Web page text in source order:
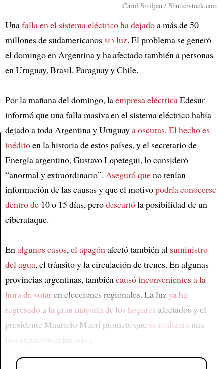
Article
Carol Smiljan / Shutterstock.com
Unafalla en el sistema eléctricoha dejadoa más de 50
millones de sudamericanos sin luz. El problema se generó
el domingo en Argentina y ha afectado también a personas
en Uruguay, Brasil, Paraguay y Chile.
Por la mañana del domingo, laempresa eléctricaEdesur
informó que una falla masiva en el sistema eléctrico había
dejado a toda Argentina y Uruguaya oscuras. El hecho es
inéditoen la historia de estos países, y el secretario de
Energía argentino, Gustavo Lopetegui, lo consideró
“anormal y extraordinario”. Aseguró queno tenían
información de las causas y que el motivopodría conocerse
dentro de10 o 15 días, perodescartóla posibilidad de un
ciberataque.
En algunos casos, el apagón afectó también al suministro
del agua, el tránsito y la circulación de trenes. En algunas
provincias argentinas, también causó inconvenientesa la
hora de votaren elecciones regionales. La luzya ha
regresadoa la gran mayoría de los hogares afectados y el
presidente Mauricio Macri promete que se realizará una
investigación exhaustiva.